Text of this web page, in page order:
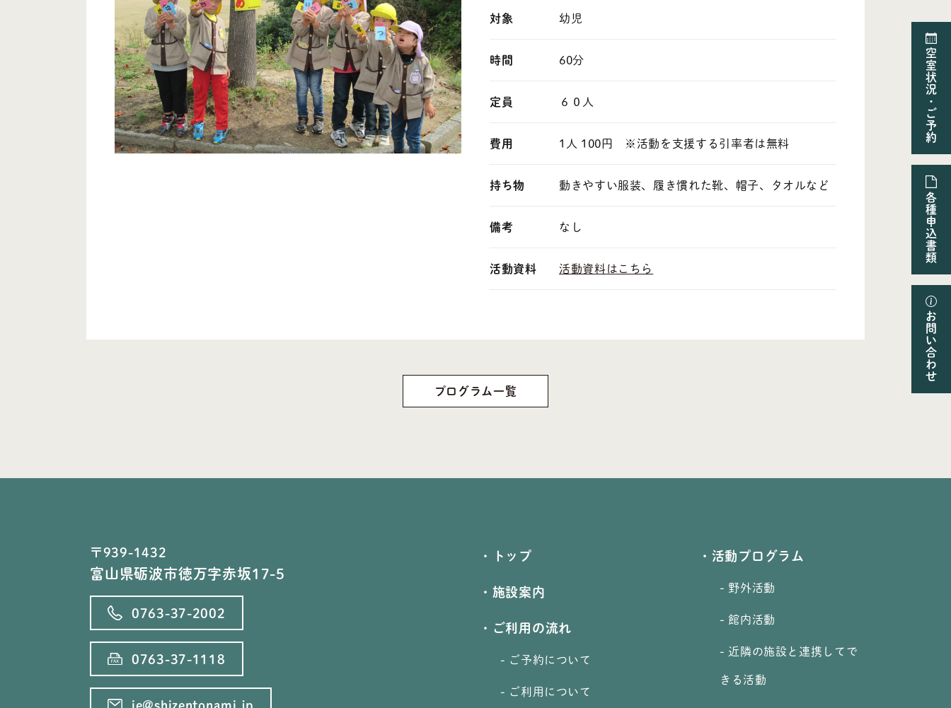
空
室
状
況
・
ご
予
約
各
種
申
込
書
類
お
問
い
合
わ
せ
対象 幼児
時間 60分
定員 ６０人
費用 1人 100円 ※活動を支援する引率者は無料
持ち物 動きやすい服装、履き慣れた靴、帽子、タオルなど
備考 なし
活動資料 活動資料はこちら
プログラム一覧
〒939-1432
富山県砺波市徳万字赤坂17-5
0763-37-2002
0763-37-1118
ie@shizentonami.jp
・トップ
・施設案内
・ご利用の流れ
- ご予約について
- ご利用について
・活動プログラム
- 野外活動
- 館内活動
- 近隣の施設と連携してで
きる活動